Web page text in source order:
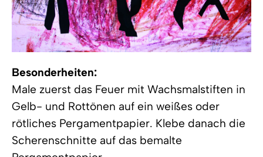
Besonderheiten:
Male zuerst das Feuer mit Wachsmalstiften in
Gelb- und Rottönen auf ein weißes oder
rötliches Pergamentpapier. Klebe danach die
Scherenschnitte auf das bemalte